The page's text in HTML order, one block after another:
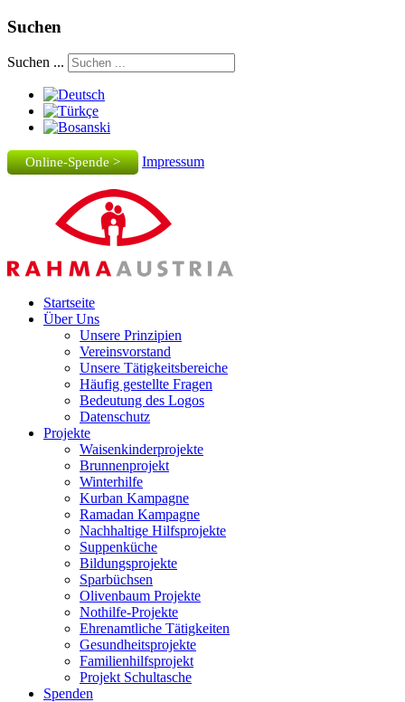
Suchen
Suchen ...
Online-Spende > Impressum
Startseite
Über Uns
Unsere Prinzipien
Vereinsvorstand
Unsere Tätigkeitsbereiche
Häufig gestellte Fragen
Bedeutung des Logos
Datenschutz
Projekte
Waisenkinderprojekte
Brunnenprojekt
Winterhilfe
Kurban Kampagne
Ramadan Kampagne
Nachhaltige Hilfsprojekte
Suppenküche
Bildungsprojekte
Sparbüchsen
Olivenbaum Projekte
Nothilfe-Projekte
Ehrenamtliche Tätigkeiten
Gesundheitsprojekte
Familienhilfsprojekt
Projekt Schultasche
Spenden